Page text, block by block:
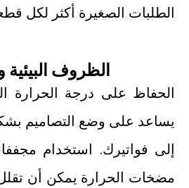
الطلبات الصغيرة أكثر لكل
الظروف
الحفاظ على درجة الحرارة
يساعد على وضع التصاميم
إلى فواتيرك. استخدام
مضخات الحرارة يمكن أن